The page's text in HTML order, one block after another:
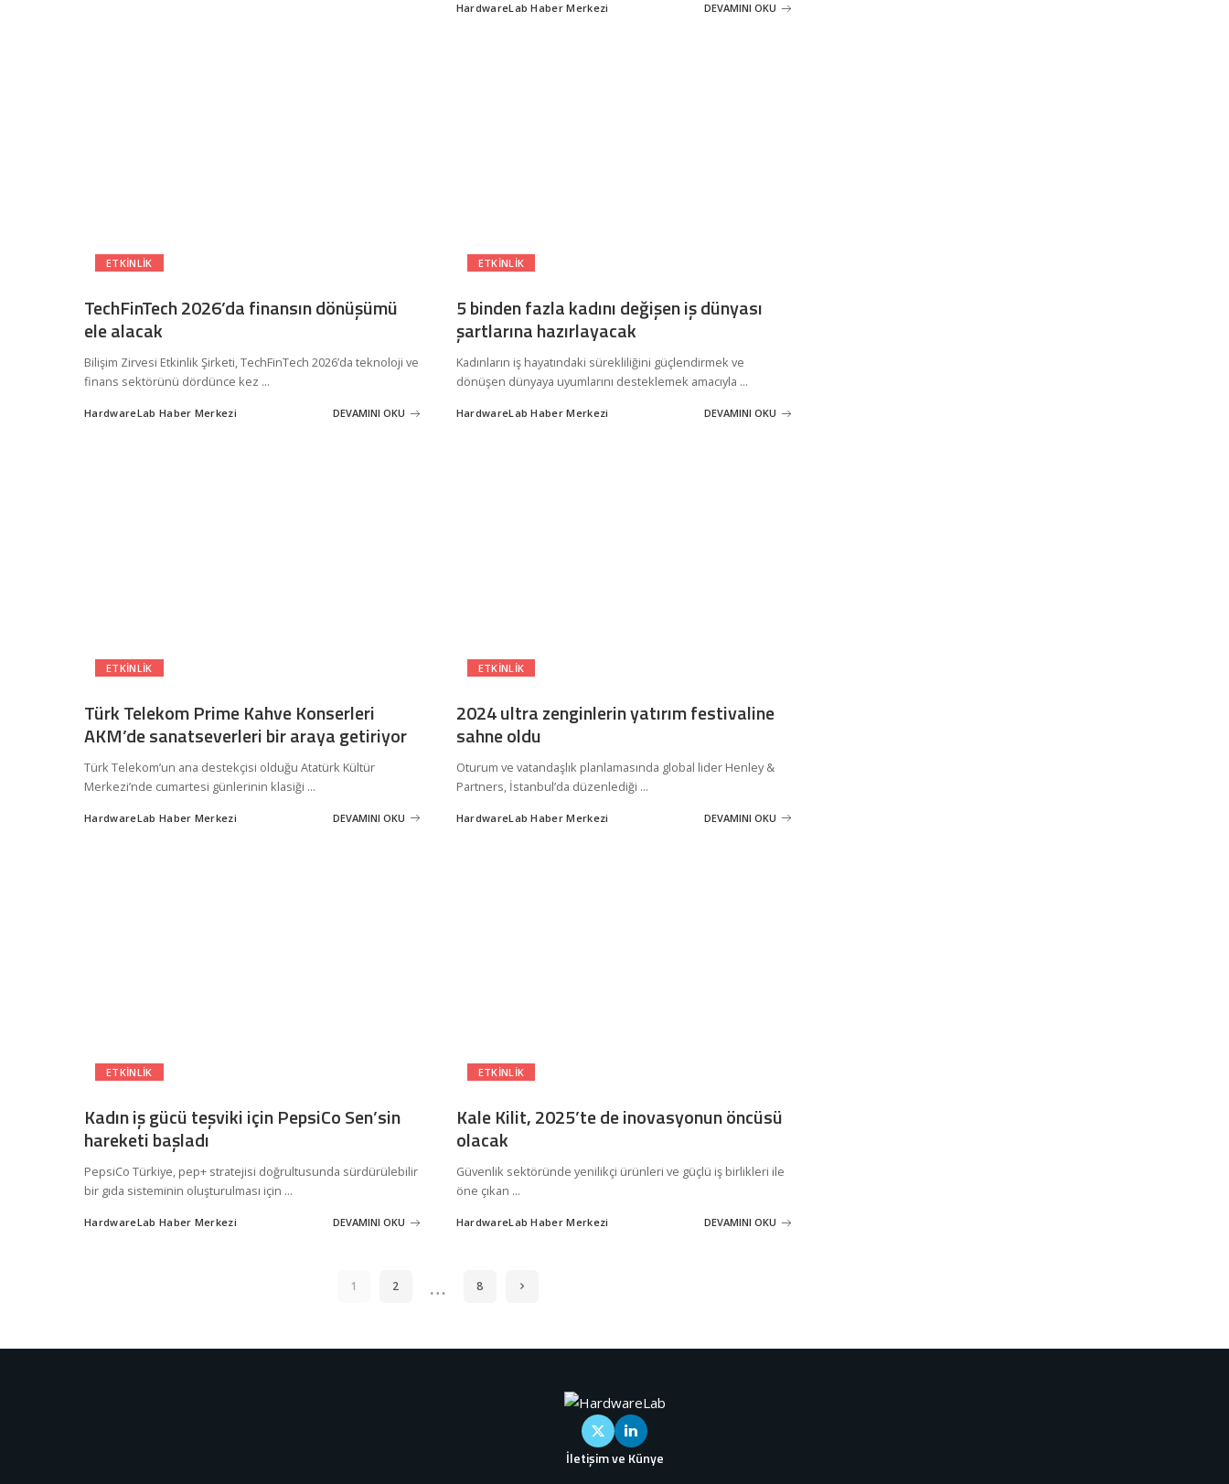
Posted
HardwareLab Haber Merkezi DEVAMINI OKU
ETKINLIK
TechFinTech 2026’da finansın dönüşümü
ele alacak
Bilişim Zirvesi Etkinlik Şirketi, TechFinTech 2026’da teknoloji ve
finans sektörünü dördünce kez ...
Posted
HardwareLab Haber Merkezi DEVAMINI OKU
ETKINLIK
5 binden fazla kadını değişen iş dünyası
şartlarına hazırlayacak
Kadınların iş hayatındaki sürekliliğini güçlendirmek ve
dönüşen dünyaya uyumlarını desteklemek amacıyla ...
Posted
HardwareLab Haber Merkezi DEVAMINI OKU
ETKINLIK
Türk Telekom Prime Kahve Konserleri
AKM’de sanatseverleri bir araya getiriyor
Türk Telekom’un ana destekçisi olduğu Atatürk Kültür
Merkezi’nde cumartesi günlerinin klasiği ...
Posted
HardwareLab Haber Merkezi DEVAMINI OKU
ETKINLIK
2024 ultra zenginlerin yatırım festivaline
sahne oldu
Oturum ve vatandaşlık planlamasında global lider Henley &
Partners, İstanbul’da düzenlediği ...
Posted
HardwareLab Haber Merkezi DEVAMINI OKU
ETKINLIK
Kadın iş gücü teşviki için PepsiCo Sen’sin
hareketi başladı
PepsiCo Türkiye, pep+ stratejisi doğrultusunda sürdürülebilir
bir gıda sisteminin oluşturulması için ...
Posted
HardwareLab Haber Merkezi DEVAMINI OKU
ETKINLIK
Kale Kilit, 2025’te de inovasyonun öncüsü
olacak
Güvenlik sektöründe yenilikçi ürünleri ve güçlü iş birlikleri ile
öne çıkan ...
Posted
HardwareLab Haber Merkezi DEVAMINI OKU
1 2 … 8
İletişim ve Künye